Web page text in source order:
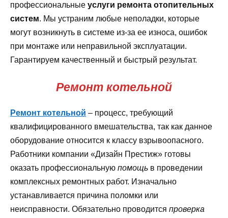
профессиональные услуги ремонта отопительных
систем. Мы устраним любые неполадки, которые
могут возникнуть в системе из-за ее износа, ошибок
при монтаже или неправильной эксплуатации.
Гарантируем качественный и быстрый результат.
Ремонт котельной
Ремонт котельной – процесс, требующий
квалифицированного вмешательства, так как данное
оборудование относится к классу взрывоопасного.
Работники компании «Дизайн Престиж» готовы
оказать профессиональную помощь в проведении
комплексных ремонтных работ. Изначально
устанавливается причина поломки или
неисправности. Обязательно проводится проверка